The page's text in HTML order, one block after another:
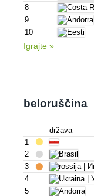
8
9
10
Igrajte »
beloruščina
država
1
2
3
4
5